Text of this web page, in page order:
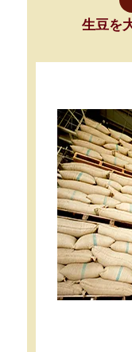
生豆を